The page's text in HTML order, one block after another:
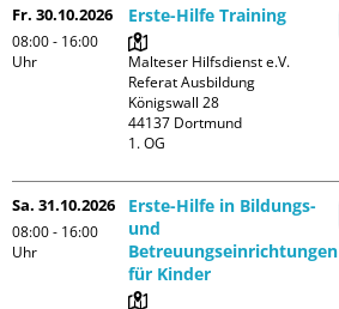
Fr. 30.10.2026
08:00 - 16:00
Uhr
Erste-Hilfe Training
Malteser Hilfsdienst e.V.
Referat Ausbildung
Königswall 28
44137 Dortmund
1. OG
Sa. 31.10.2026
08:00 - 16:00
Uhr
Erste-Hilfe in Bildungs-
und
Betreuungseinrichtungen
für Kinder